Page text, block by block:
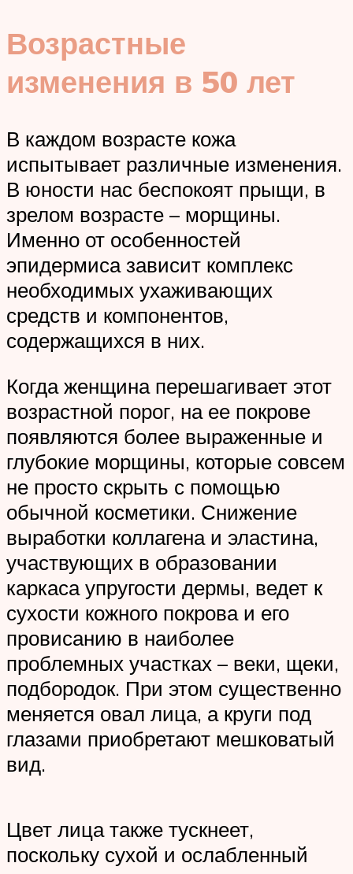
Возрастные
изменения в 50 лет
В каждом возрасте кожа
испытывает различные изменения.
В юности нас беспокоят прыщи, в
зрелом возрасте – морщины.
Именно от особенностей
эпидермиса зависит комплекс
необходимых ухаживающих
средств и компонентов,
содержащихся в них.
Когда женщина перешагивает этот
возрастной порог, на ее покрове
появляются более выраженные и
глубокие морщины, которые совсем
не просто скрыть с помощью
обычной косметики. Снижение
выработки коллагена и эластина,
участвующих в образовании
каркаса упругости дермы, ведет к
сухости кожного покрова и его
провисанию в наиболее
проблемных участках – веки, щеки,
подбородок. При этом существенно
меняется овал лица, а круги под
глазами приобретают мешковатый
вид.
Цвет лица также тускнеет,
поскольку сухой и ослабленный